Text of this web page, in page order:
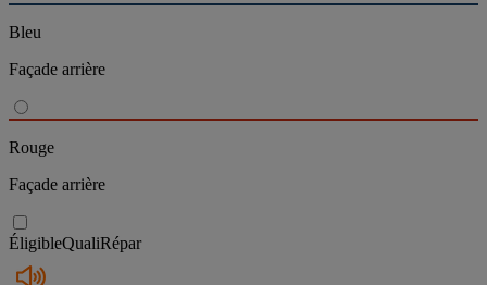
Bleu
Façade arrière
Rouge
Façade arrière
ÉligibleQualiRépar